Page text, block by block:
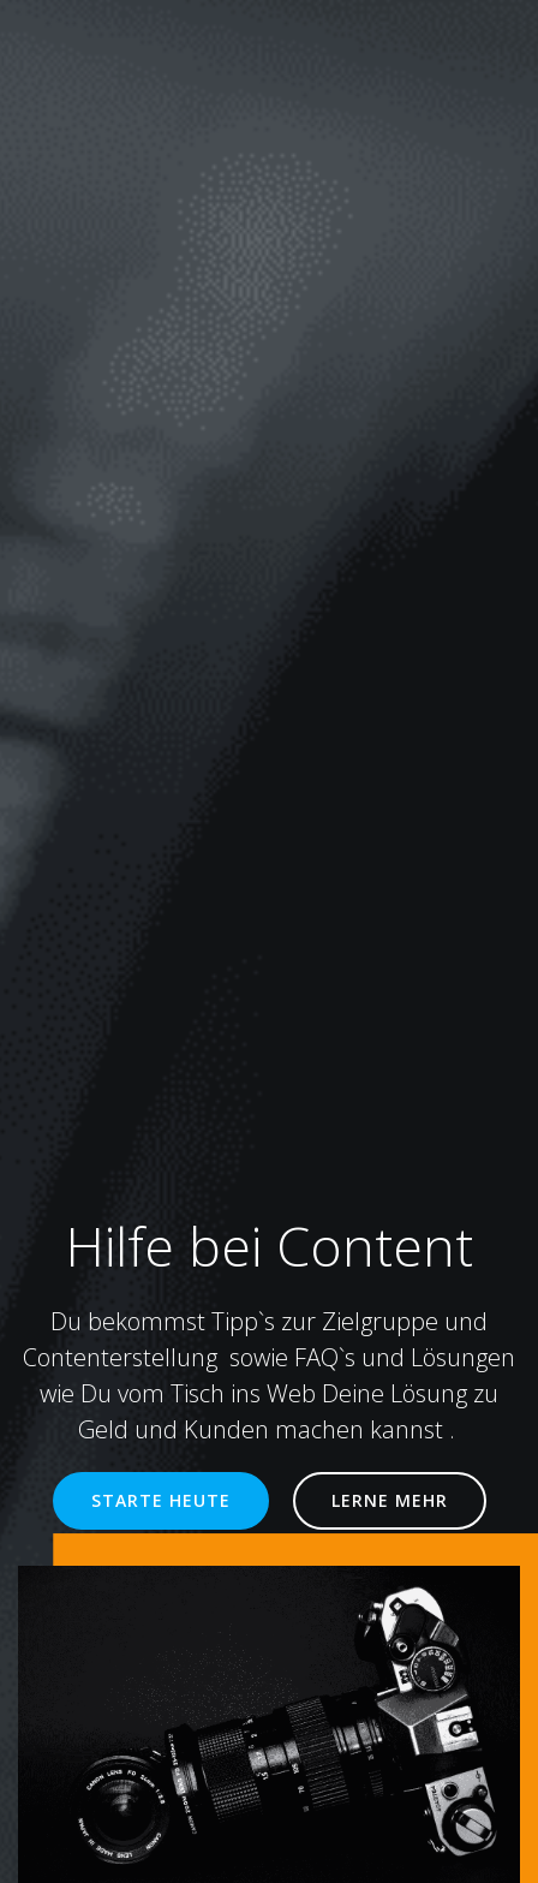
Hilfe bei Content
Du bekommst Tipp`s zur Zielgruppe und
Contenterstellung sowie FAQ`s und Lösungen
wie Du vom Tisch ins Web Deine Lösung zu
Geld und Kunden machen kannst .
STARTE HEUTE LERNE MEHR